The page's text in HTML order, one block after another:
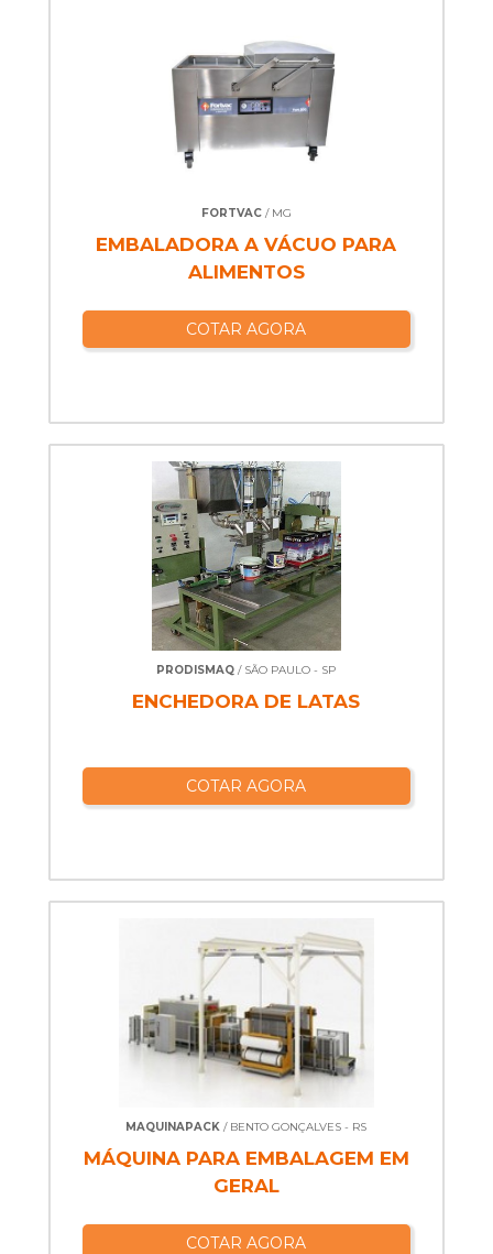
FORTVAC/ MG
EMBALADORA A VÁCUO PARA
ALIMENTOS
COTAR AGORA
PRODISMAQ / SÃO PAULO - SP
ENCHEDORA DE LATAS
COTAR AGORA
MAQUINAPACK / BENTO GONÇALVES - RS
MÁQUINA PARA EMBALAGEM EM
GERAL
COTAR AGORA